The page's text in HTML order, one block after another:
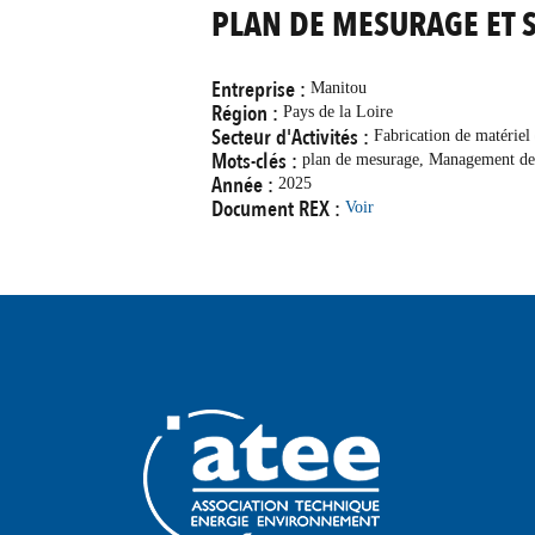
PLAN DE MESURAGE ET
Entreprise : Manitou
Région : Pays de la Loire
Secteur d'Activités : Fabrication de matériel
Mots-clés : plan de mesurage, Management
Année : 2025
Document REX : Voir